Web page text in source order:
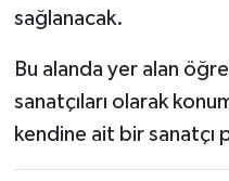
sağlanacak.
Bu alanda yer alan
sanatçıları olarak
kendine ait bir sanatçı